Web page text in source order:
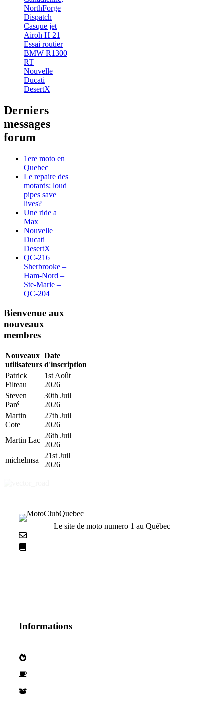
NorthForge
Dispatch
Casque jet
Airoh H 21
Essai routier
BMW R1300
RT
Nouvelle
Ducati
DesertX
Derniers
messages
forum
1ere moto en
Quebec
Le repaire des
motards: loud
pipes save
lives?
Une ride a
Max
Nouvelle
Ducati
DesertX
QC-216
Sherbrooke –
Ham-Nord –
Ste-Marie –
QC-204
Bienvenue aux
nouveaux
membres
Nouveaux
utilisateurs
Date
d'inscription
Patrick
Filteau
1st Août
2026
Steven
Paré
30th Juil
2026
Martin
Cote
27th Juil
2026
Martin Lac
26th Juil
2026
michelmsa
21st Juil
2026
Le site de moto numero 1 au Québec
Informations